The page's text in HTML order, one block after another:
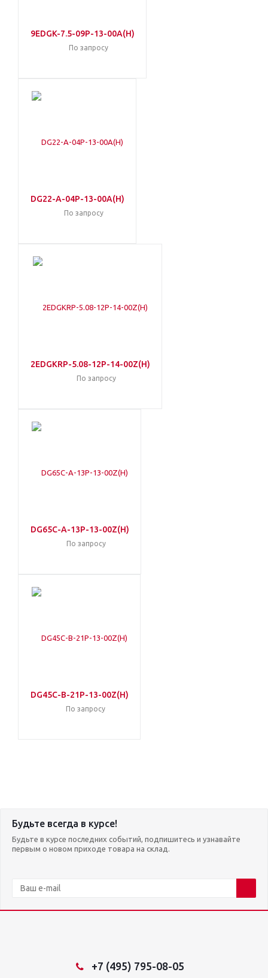
9EDGK-7.5-09P-13-00A(H)
По запросу
DG22-A-04P-13-00A(H)
По запросу
2EDGKRP-5.08-12P-14-00Z(H)
По запросу
DG65C-A-13P-13-00Z(H)
По запросу
DG45C-B-21P-13-00Z(H)
По запросу
Будьте всегда в курсе!
Будьте в курсе последних событий, подпишитесь и узнавайте
первым о новом приходе товара на склад.
+7 (495) 795-08-05